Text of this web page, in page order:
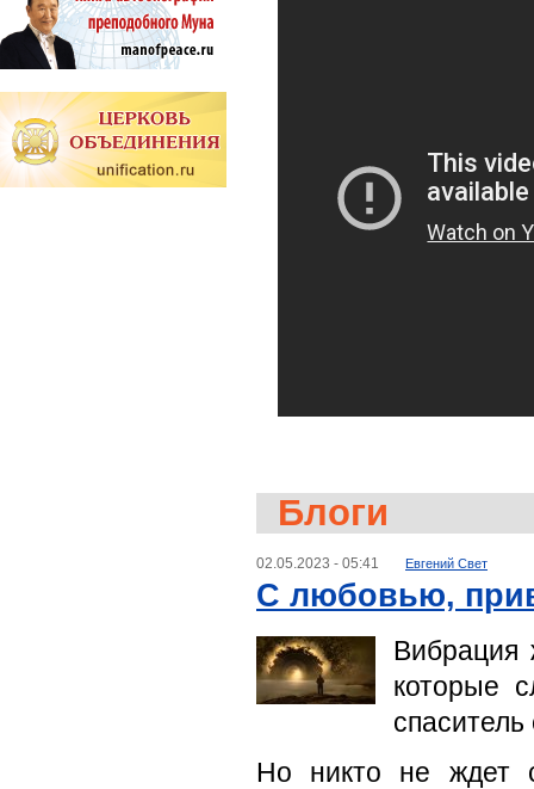
Блоги
02.05.2023 - 05:41 Евгений Свет
С любовью,
Вибрация
которые
Но никто не ждет